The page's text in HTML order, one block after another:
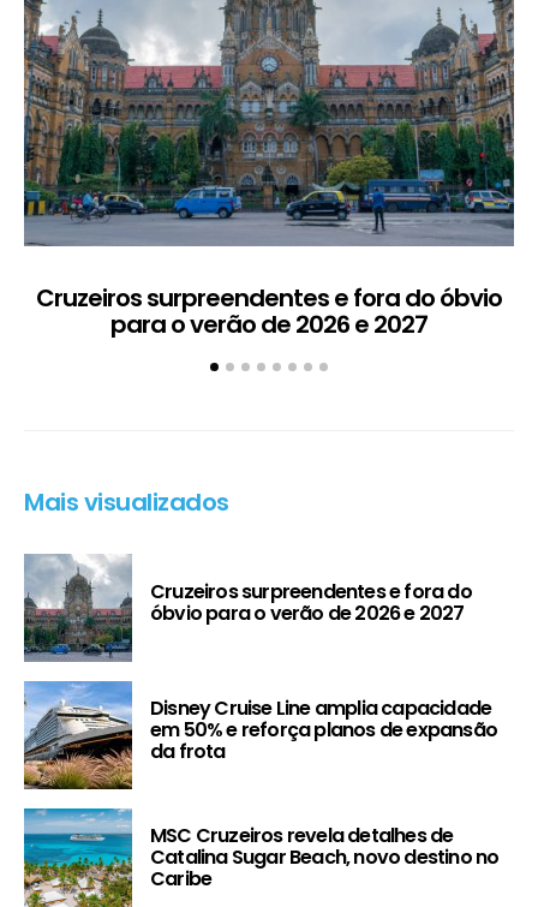
Cruzeiros surpreendentes e fora do óbvio
para o verão de 2026 e 2027
Mais visualizados
Cruzeiros surpreendentes e fora do
óbvio para o verão de 2026 e 2027
Disney Cruise Line amplia capacidade
em 50% e reforça planos de expansão
da frota
MSC Cruzeiros revela detalhes de
Catalina Sugar Beach, novo destino no
Caribe